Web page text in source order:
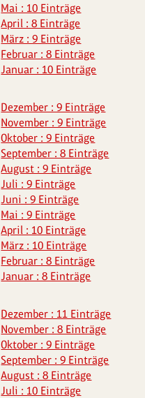
Mai : 10 Einträge
April : 8 Einträge
März : 9 Einträge
Februar : 8 Einträge
Januar : 10 Einträge
Dezember : 9 Einträge
November : 9 Einträge
Oktober : 9 Einträge
September : 8 Einträge
August : 9 Einträge
Juli : 9 Einträge
Juni : 9 Einträge
Mai : 9 Einträge
April : 10 Einträge
März : 10 Einträge
Februar : 8 Einträge
Januar : 8 Einträge
Dezember : 11 Einträge
November : 8 Einträge
Oktober : 9 Einträge
September : 9 Einträge
August : 8 Einträge
Juli : 10 Einträge